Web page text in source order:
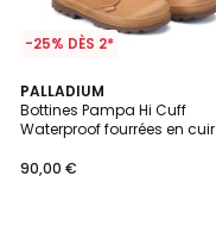
-25% DÈS 2*
PALLADIUM
Bottines Pampa Hi Cuff
Waterproof fourrées en cuir
90,00 €
4
/
5